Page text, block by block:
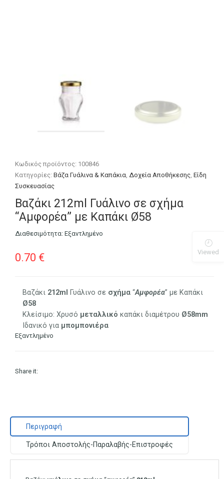
Κωδικός προϊόντος: 100846
Κατηγορίες:Βάζα Γυάλινα & Καπάκια,Δοχεία Αποθήκεσης,Είδη
Συσκευασίας
Βαζάκι 212ml Γυάλινο σε σχήμα
“Αμφορέα” με Καπάκι Ø58
Διαθεσιμότητα:Εξαντλημένο
0.70 €
Βαζάκι 212ml Γυάλινο σε σχήμα “Αμφορέα” με Καπάκι
Ø58
Κλείσιμο: Χρυσό μεταλλικό καπάκι διαμέτρου Ø58mm
Ιδανικό για μπομπονιέρα
Εξαντλημένο
Share it:
Περιγραφή
Τρόποι Αποστολής-Παραλαβής-Επιστροφές
Viewed